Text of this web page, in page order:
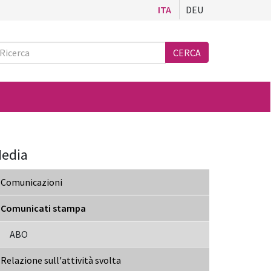
ITA DEU
Ricerca
CERCA
Comunicazioni
Comunicati stampa
ABO
Relazione sull'attività svolta